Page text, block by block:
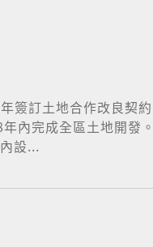
簽訂土地合作改良契
內完成全區土地開發
設...